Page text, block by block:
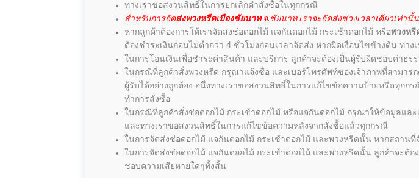
ทางเราขอสงวนสิทธิ์ในการยกเลิกคำสั่งซื้อในทุกกรณี
สำหรับการจัดส่งพวงหรีดเมืองชัยนาทจ.ชัยนาท เราจะจัดส่งช่วงเวลาเดียวเท่านั้
หากลูกค้าต้องการให้เราจัดส่งช่อดอกไม้ แจกันดอกไม้ กระเช้าดอกไม้ หรือพวงหรี
ต้องชำระเงินก่อนไม่ต่ำกว่า 4 ชั่วโมงก่อนเวลาจัดส่ง หากผิดเงื่อนไขข้างต้น ทาง
ในการโอนเงินเพื่อชำระค่าสินค้า และบริการ ลูกค้าจะต้องเป็นผู้รับผิดชอบค่าธร
ในกรณีที่ลูกค้าสั่งพวงหรีด กรุณาแจ้งชื่อ และเบอร์โทรศัพท์ของเจ้าภาพที่สามาร
ผู้รับได้อย่างถูกต้อง อนึ่งทางเราขอสงวนสิทธิ์ในการแก้ไขข้อความป้ายหรีดทุก
ทำการสั่งซื้อ
ในกรณีที่ลูกค้าสั่งช่อดอกไม้ กระเช้าดอกไม้ หรือแจกันดอกไม้ กรุณาให้ข้อมูลแล
และทางเราขอสงวนสิทธิ์ในการแก้ไขข้อความหลังจากสั่งซื้อแล้วทุกกรณี
ในการจัดส่งช่อดอกไม้ แจกันดอกไม้ กระเช้าดอกไม้ และพวงหรีดนั้น หากสถานที่
ในการจัดส่งช่อดอกไม้ แจกันดอกไม้ กระเช้าดอกไม้ และพวงหรีดนั้น ลูกค้าจะต้
ชอบความเสียหายใดๆทั้งสิ้น